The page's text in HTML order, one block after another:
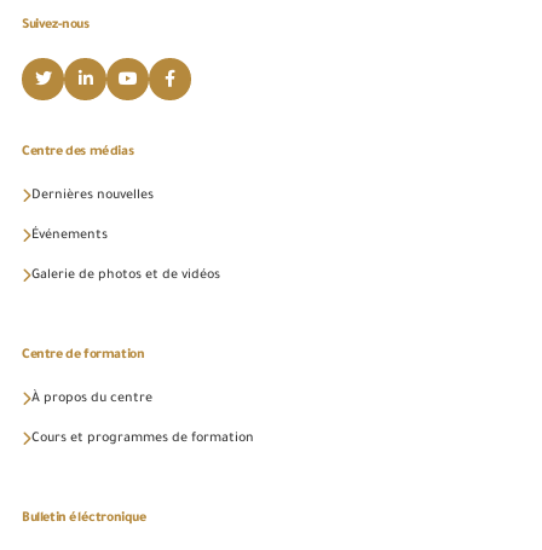
Suivez-nous
Centre des médias
Dernières nouvelles
Événements
Galerie de photos et de vidéos
Centre de formation
À propos du centre
Cours et programmes de formation
Bulletin éléctronique